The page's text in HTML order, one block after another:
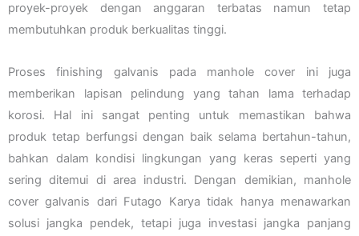
proyek-proyek dengan anggaran terbatas namun tetap
membutuhkan produk berkualitas tinggi.
Proses finishing galvanis pada manhole cover ini juga
memberikan lapisan pelindung yang tahan lama terhadap
korosi. Hal ini sangat penting untuk memastikan bahwa
produk tetap berfungsi dengan baik selama bertahun-tahun,
bahkan dalam kondisi lingkungan yang keras seperti yang
sering ditemui di area industri. Dengan demikian, manhole
cover galvanis dari Futago Karya tidak hanya menawarkan
solusi jangka pendek, tetapi juga investasi jangka panjang